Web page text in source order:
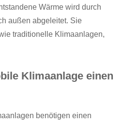
Wärme wird durch
außen abgeleitet. Sie
traditionelle Klimaanlagen,
Klimaanlage einen
benötigen einen